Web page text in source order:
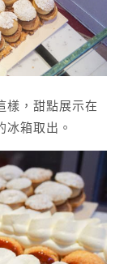
樣，甜點展示在
箱取出。